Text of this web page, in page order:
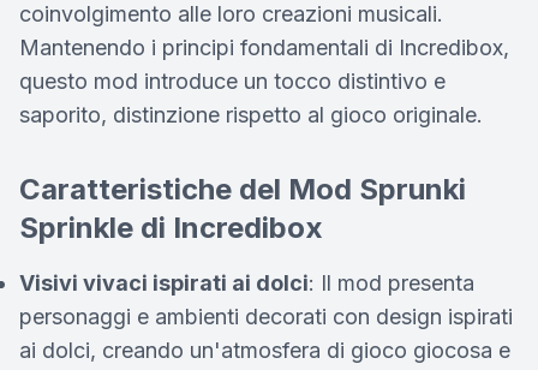
coinvolgimento alle loro creazioni musicali.
Mantenendo i principi fondamentali di Incredibox,
questo mod introduce un tocco distintivo e
saporito, distinzione rispetto al gioco originale.
Caratteristiche del Mod Sprunki
Sprinkle di Incredibox
Visivi vivaci ispirati ai dolci: Il mod presenta
personaggi e ambienti decorati con design ispirati
ai dolci, creando un'atmosfera di gioco giocosa e